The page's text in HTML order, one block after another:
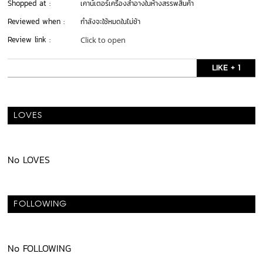
Shopped at : เคาน์เตอร์เครื่องสำอางในห้างสรรพสินค้า
Reviewed when : กำลังจะใช้หมดในไม่ช้า
Review link : Click to open
LIKE + 1
LOVES
No LOVES
FOLLOWING
No FOLLOWING